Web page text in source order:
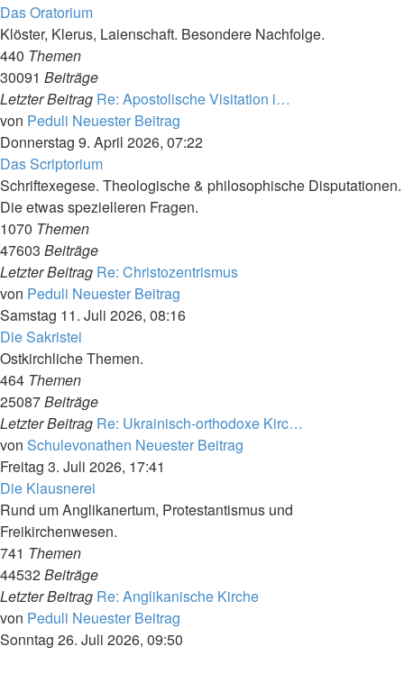
Das Oratorium
Klöster, Klerus, Laienschaft. Besondere Nachfolge.
440 Themen
30091 Beiträge
Letzter Beitrag Re: Apostolische Visitation i…
von Peduli Neuester Beitrag
Donnerstag 9. April 2026, 07:22
Das Scriptorium
Schriftexegese. Theologische & philosophische Disputationen.
Die etwas spezielleren Fragen.
1070 Themen
47603 Beiträge
Letzter Beitrag Re: Christozentrismus
von Peduli Neuester Beitrag
Samstag 11. Juli 2026, 08:16
Die Sakristei
Ostkirchliche Themen.
464 Themen
25087Beiträge
Letzter Beitrag Re: Ukrainisch-orthodoxe Kirc…
von Schulevonathen Neuester Beitrag
Freitag 3. Juli 2026, 17:41
Die Klausnerei
Rund um Anglikanertum, Protestantismus und
Freikirchenwesen.
741 Themen
44532Beiträge
Letzter Beitrag Re: Anglikanische Kirche
von Peduli Neuester Beitrag
Sonntag 26. Juli 2026, 09:50